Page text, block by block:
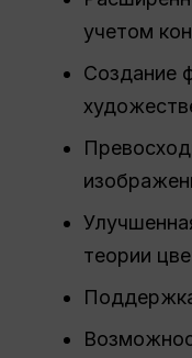
учетом
Создание
теории